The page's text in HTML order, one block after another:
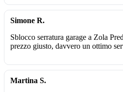
Simone R.
Sblocco serratura garage a Zola
prezzo giusto, davvero un ottimo
Martina S.